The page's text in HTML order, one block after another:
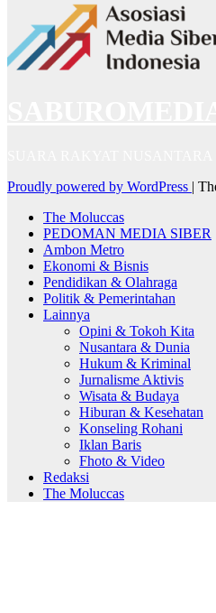
Proudly powered by WordPress |
The Moluccas
PEDOMAN MEDIA SIBER
Ambon Metro
Ekonomi & Bisnis
Pendidikan & Olahraga
Politik & Pemerintahan
Lainnya
Opini & Tokoh Kita
Nusantara & Dunia
Hukum & Kriminal
Jurnalisme Aktivis
Wisata & Budaya
Hiburan & Kesehatan
Konseling Rohani
Iklan Baris
Fhoto & Video
Redaksi
The Moluccas